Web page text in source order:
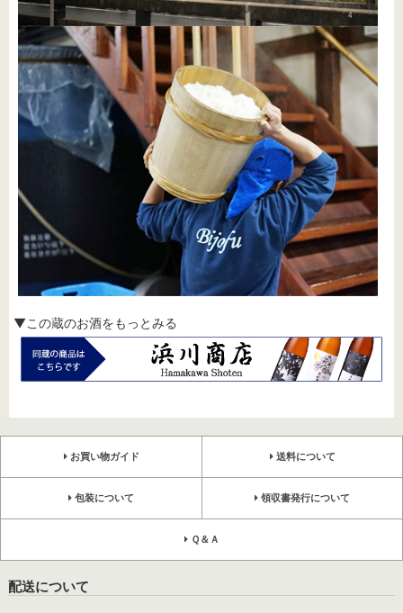
▼この蔵のお酒をもっとみる
お買い物ガイド 送料について
包装について 領収書発行について
Ｑ＆Ａ
配送について